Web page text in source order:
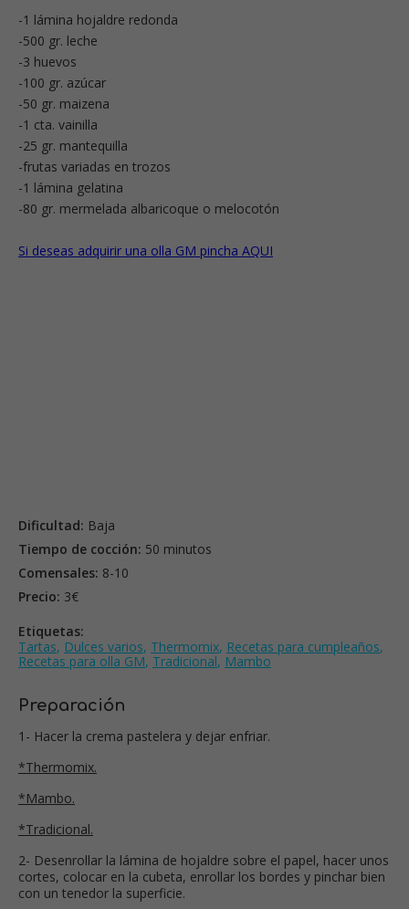
-1 lámina hojaldre redonda
-500 gr. leche
-3 huevos
-100 gr. azúcar
-50 gr. maizena
-1 cta. vainilla
-25 gr. mantequilla
-frutas variadas en trozos
-1 lámina gelatina
-80 gr. mermelada albaricoque o melocotón
Si deseas adquirir una olla GM pincha AQUI
Dificultad: Baja
Tiempo de cocción: 50 minutos
Comensales: 8-10
Precio: 3€
Etiquetas:
Tartas, Dulces varios, Thermomix, Recetas para cumpleaños,
Recetas para olla GM, Tradicional, Mambo
Preparación
1- Hacer la crema pastelera y dejar enfriar.
*Thermomix.
*Mambo.
*Tradicional.
2- Desenrollar la lámina de hojaldre sobre el papel, hacer unos
cortes, colocar en la cubeta, enrollar los bordes y pinchar bien
con un tenedor la superficie.